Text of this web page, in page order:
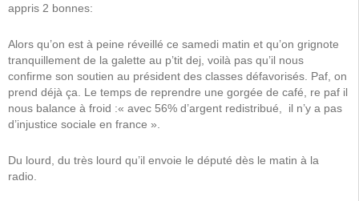
appris 2 bonnes:
Alors qu’on est à peine réveillé ce samedi matin et qu’on grignote
tranquillement de la galette au p’tit dej, voilà pas qu’il nous
confirme son soutien au président des classes défavorisés. Paf, on
prend déjà ça. Le temps de reprendre une gorgée de café, re paf il
nous balance à froid :« avec 56% d’argent redistribué,
il n’y a pas
d’injustice sociale en france ».
Du lourd, du très lourd qu’il envoie le député dès le matin à la
radio.